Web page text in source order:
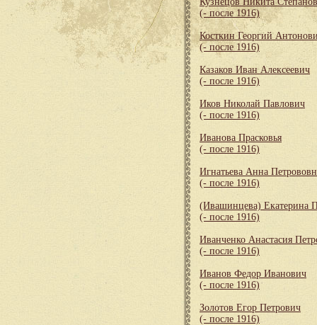
(- после 1916)
Косткин Георгий
(- после 1916)
Казаков Иван Алексеевич
(- после 1916)
Иков Николай Павлович
(- после 1916)
Иванова Прасковья
(- после 1916)
Игнатьева Анна
(- после 1916)
(Ивашинцева) Екатерина
(- после 1916)
Иванченко Анастасия
(- после 1916)
Иванов Федор Иванович
(- после 1916)
Золотов Егор Петрович
(- после 1916)